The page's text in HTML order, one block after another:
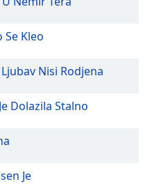
Se Kleo
Nisi Rodjena
Dolazila Stalno
Je